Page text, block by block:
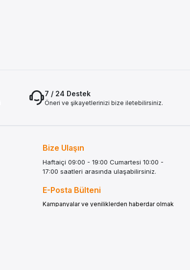
7 / 24 Destek
Öneri ve şikayetlerinizi bize iletebilirsiniz.
Bize Ulaşın
Haftaiçi 09:00 - 19:00 Cumartesi 10:00 -
17:00 saatleri arasında ulaşabilirsiniz.
E-Posta Bülteni
Kampanyalar ve yeniliklerden haberdar olmak